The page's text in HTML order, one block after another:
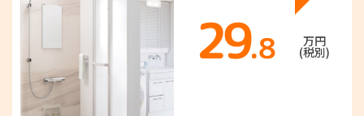
29.8 万円
(税別)